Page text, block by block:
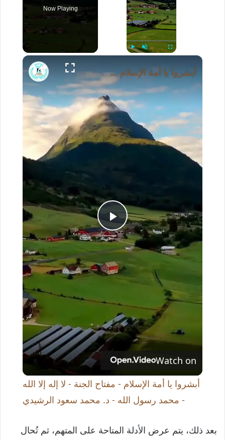
Now Playing
×
P
l
y
V
i
أبشروا يا أمة الإسلام - مفتاح الجنة - لا إله إلا الله - محمد رسول الله - د. محمد سعود الرشيدي
Watch on
أبشروا يا أمة الإسلام - مفتاح الجنة - لا إله إلا الله
- محمد رسول الله - د. محمد سعود الرشيدي
بعد ذلك، يتم عرض الأدلة المتاحة على المتهم، ثم تُحال